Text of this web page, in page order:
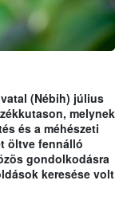
(Nébih) július
melynek
és a méhészeti
öltve fennálló
gondolkodásra
keresése volt